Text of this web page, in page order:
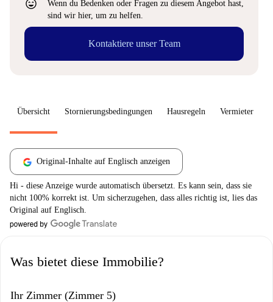
sentiment_very_satisfied
Wenn du Bedenken oder Fragen zu diesem Angebot hast,
sind wir hier, um zu helfen.
Kontaktiere unser Team
Übersicht Stornierungsbedingungen Hausregeln Vermieter
Original-Inhalte auf Englisch anzeigen
Hi - diese Anzeige wurde automatisch übersetzt. Es kann sein, dass sie
nicht 100% korrekt ist. Um sicherzugehen, dass alles richtig ist, lies das
Original auf Englisch.
Was bietet diese Immobilie?
Ihr Zimmer (Zimmer 5)